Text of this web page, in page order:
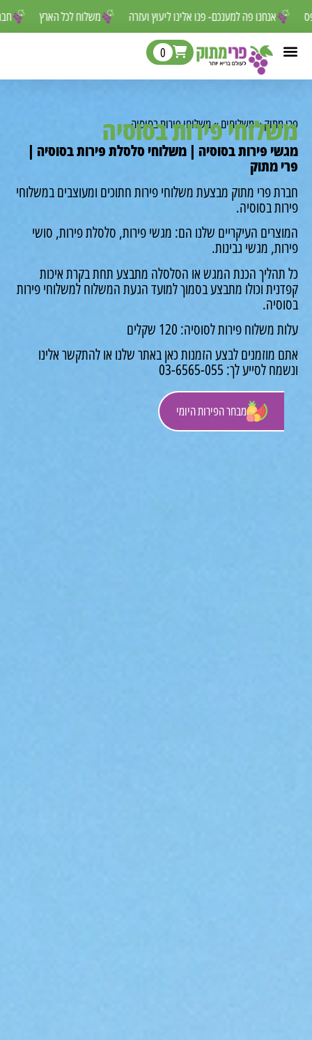
משלוח לכל הארץ אנחנו פה למענכם- פנו אלינו ליעוץ ועזרה לפספס
מבחר הפירות היומי
0
»משלוחים»משלוחי פירות בסוסיה
פירות בסוסיה
פירות בסוסיה | משלוחי סלסלת פירות בסוסיה |
מתוק
פרי מתוק מבצעת משלוחי פירות חתוכים ומעוצבים במשלוחי
בסוסיה.
העיקריים שלנו הם: מגשי פירות, סלסלת פירות, סושי
מגשי גבינות.
הכנת המגש או הסלסלה מתבצע תחת בקרת איכות
וכולו מתבצע בסמוך למועד הגעת המשלוח למשלוחי פירות
פירות לסוסיה: 120 שקלים
מוזמנים לבצע הזמנות כאן באתר שלנו או להתקשר אלינו
לך: 03-6565-055